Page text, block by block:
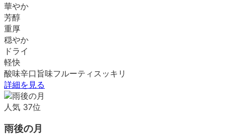
華やか
芳醇
重厚
穏やか
ドライ
軽快
酸味辛口 旨味フルーティ スッキリ
詳細を見る
人気 37位
雨後の月